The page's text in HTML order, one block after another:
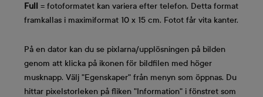
Full = fotoformatet kan variera efter telefon. Detta format
framkallas i maximiformat 10 x 15 cm. Fotot får vita kanter.
På en dator kan du se pixlarna/upplösningen på bilden
genom att klicka på ikonen för bildfilen med höger
musknapp. Välj "Egenskaper" från menyn som öppnas. Du
hittar pixelstorleken på fliken "Information" i fönstret som